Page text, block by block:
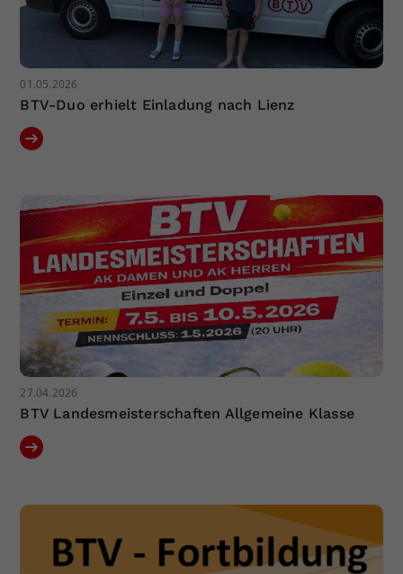
01.05.2026
BTV-Duo erhielt Einladung nach Lienz
27.04.2026
BTV Landesmeisterschaften Allgemeine Klasse